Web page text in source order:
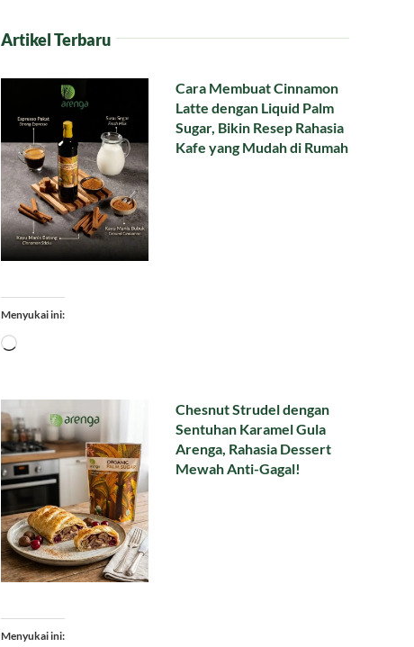
Artikel Terbaru
Cara Membuat Cinnamon
Latte dengan Liquid Palm
Sugar, Bikin Resep Rahasia
Kafe yang Mudah di Rumah
Menyukai ini:
Memuat...
Chesnut Strudel dengan
Sentuhan Karamel Gula
Arenga, Rahasia Dessert
Mewah Anti-Gagal!
Menyukai ini: